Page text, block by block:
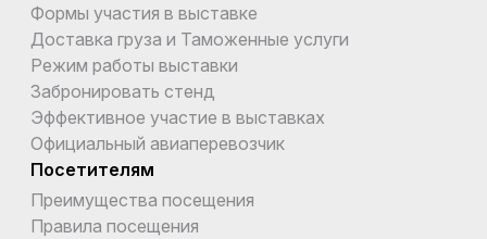
Формы участия в выставке
Доставка груза и Таможенные услуги
Режим работы выставки
Забронировать стенд
Эффективное участие в выставках
Официальный авиаперевозчик
Посетителям
Преимущества посещения
Правила посещения